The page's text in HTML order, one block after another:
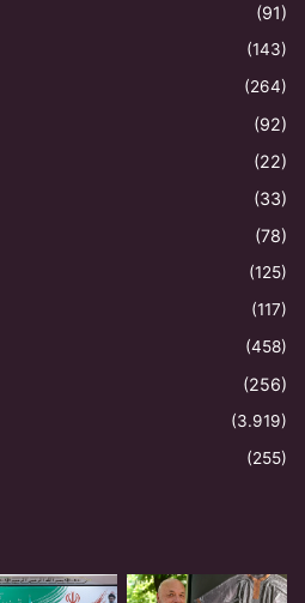
(91)
(143)
(264)
(92)
(22)
(33)
(78)
(125)
(117)
(458)
(256)
(3.919)
(255)